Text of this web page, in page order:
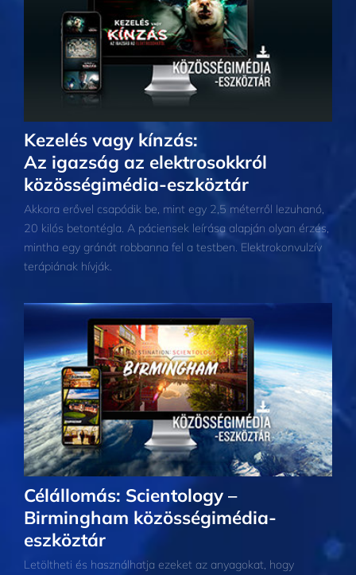
Kezelés vagy kínzás:
Az igazság az elektrosokkról
közösségimédia-eszköztár
Akkora erővel csapódik be, mint egy 2,5 méterről lezuhanó,
20 kilós betontégla. A páciensek leírása alapján olyan érzés,
mintha egy gránát robbanna fel a testben. Elektrokonvulzív
terápiának hívják.
Célállomás: Scientology –
Birmingham közösségimédia-
eszköztár
Letöltheti és használhatja ezeket az anyagokat, hogy